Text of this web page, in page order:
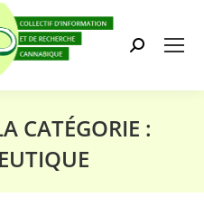
Search:
CATÉGORIE :